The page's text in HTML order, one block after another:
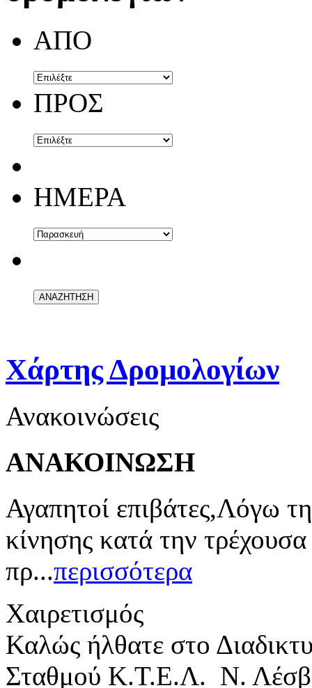
ΑΠΟ
ΠΡΟΣ
ΗΜΕΡΑ
Χάρτης Δρομολογίων
Ανακοινώσεις
ΑΝΑΚΟΙΝΩΣΗ
Αγαπητοί επιβάτες,Λόγω
κίνησης κατά την
πρ...περισσότερα
Χαιρετισμός
Καλώς ήλθατε στο
Σταθμού Κ.Τ.Ε.Λ. Ν.